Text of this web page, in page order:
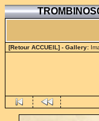
[Retour ACCUEIL] - Gallery: